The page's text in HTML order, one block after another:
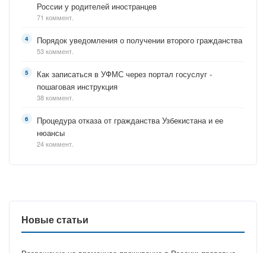
России у родителей иностранцев
71 коммент.
Порядок уведомления о получении второго гражданства
53 коммент.
Как записаться в УФМС через портал госуслуг -
пошаговая инструкция
38 коммент.
Процедура отказа от гражданства Узбекистана и ее
нюансы
24 коммент.
Новые статьи